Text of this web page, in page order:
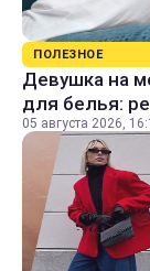
ПОЛЕЗНОЕ
Девушка на
для белья:
05 августа 2026,